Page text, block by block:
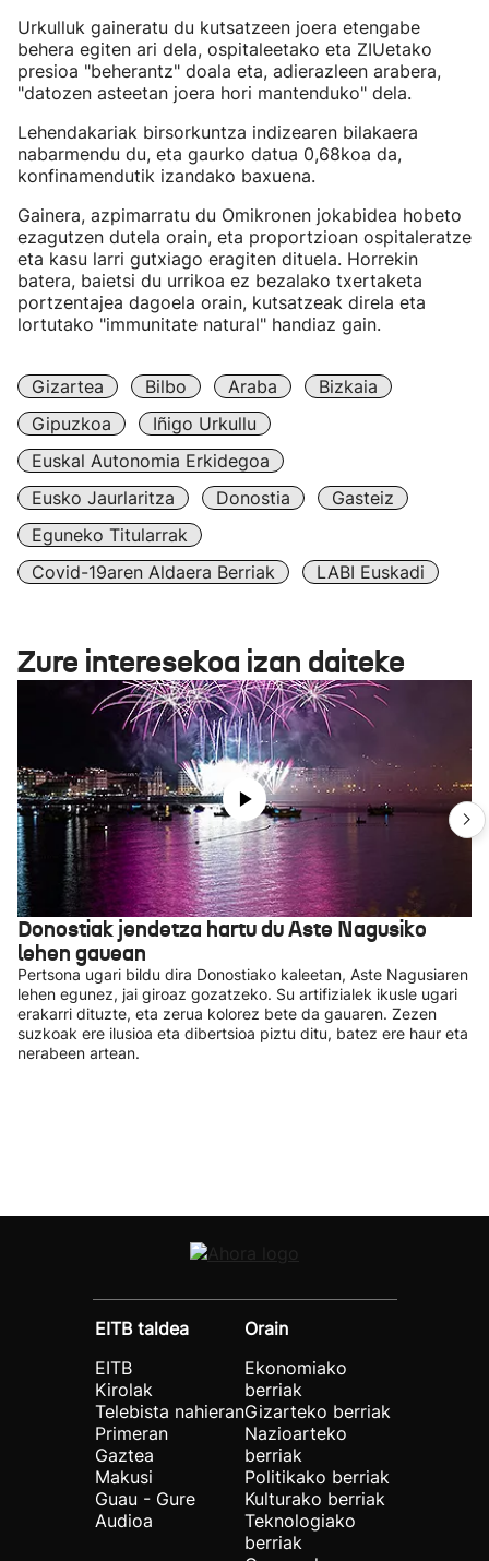
Urkulluk gaineratu du kutsatzeen joera etengabe
behera egiten ari dela, ospitaleetako eta ZIUetako
presioa "beherantz" doala eta, adierazleen arabera,
"datozen asteetan joera hori mantenduko" dela.
Lehendakariak birsorkuntza indizearen bilakaera
nabarmendu du, eta gaurko datua 0,68koa da,
konfinamendutik izandako baxuena.
Gainera, azpimarratu du Omikronen jokabidea hobeto
ezagutzen dutela orain, eta proportzioan ospitaleratze
eta kasu larri gutxiago eragiten dituela. Horrekin
batera, baietsi du urrikoa ez bezalako txertaketa
portzentajea dagoela orain, kutsatzeak direla eta
lortutako "immunitate natural" handiaz gain.
Gizartea Bilbo Araba
Bizkaia
Gipuzkoa
Iñigo Urkullu
Euskal Autonomia Erkidegoa
Eusko Jaurlaritza
Donostia
Gasteiz
Eguneko Titularrak
Covid-19aren Aldaera Berriak
LABI Euskadi
Zure interesekoa izan daiteke
Donostiak jendetza hartu du Aste Nagusiko
lehen gauean
Pertsona ugari bildu dira Donostiako kaleetan, Aste Nagusiaren
lehen egunez, jai giroaz gozatzeko. Su artifizialek ikusle ugari
erakarri dituzte, eta zerua kolorez bete da gauaren. Zezen
suzkoak ere ilusioa eta dibertsioa piztu ditu, batez ere haur eta
nerabeen artean.
EITB taldea
EITB
Kirolak
Telebista nahieran
Primeran
Gaztea
Makusi
Guau - Gure
Audioa
Orain
Ekonomiako
berriak
Gizarteko berriak
Nazioarteko
berriak
Politikako berriak
Kulturako berriak
Teknologiako
berriak